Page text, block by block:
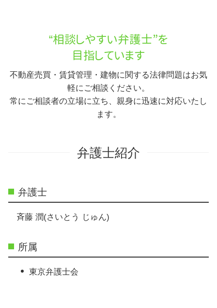
“相談しやすい弁護士”を
目指しています
不動産売買・賃貸管理・建物に関する法律問題はお気
軽にご相談ください。
常にご相談者の立場に立ち、親身に迅速に対応いたし
ます。
弁護士紹介
弁護士
斉藤 潤(さいとう じゅん)
所属
東京弁護士会